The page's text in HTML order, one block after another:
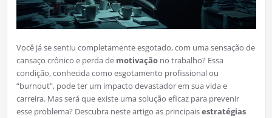
Você já se sentiu completamente esgotado, com uma sensação de
cansaço crônico e perda de motivaçãono trabalho? Essa
condição, conhecida como esgotamento profissional ou
“burnout”, pode ter um impacto devastador em sua vida e
carreira. Mas será que existe uma solução eficaz para prevenir
esse problema? Descubra neste artigo as principaisestratégias